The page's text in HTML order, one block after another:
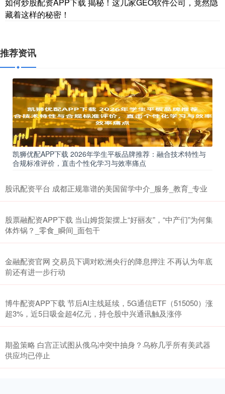
藏着这样的秘密！
推荐资讯
凯狮优配APP下载 2026年学生平板品牌推荐：融合技术特性与
合规标准评价，直击个性化学习与效率痛点
股讯配资平台 成都正规靠谱的美国留学中介_服务_教育_专业
股票融配资APP下载 当山姆货架摆上“好丽友”，“中产们”为何集
体炸锅？_零食_瞬间_面包干
金融配资官网 交易员下调对欧洲央行的降息押注 不再认为年底
前还有进一步行动
博牛配资APP下载 节后AI主线延续，5G通信ETF（515050）涨
超3%，近5日吸金超4亿元，持仓股中兴通讯触及涨停
期盈策略 白宫正试图从俄乌冲突中抽身？乌称几乎所有美武器
供应均已停止